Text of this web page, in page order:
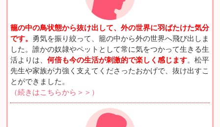
籠の中の鳥状態から抜け出して、外の世界に羽ばたけた気分
です。 勇気を振り絞って、籠の中から外の世界へ飛び出しま
した。誰かの奴隷やペットとして常に気をつかって生きる生
活よりは、何倍も今の生活が刺激的で楽しく感じます。松平
先生や家族が力強く支えてくださったおかげで、抜け出すこ
とができました。
（続きはこちらから＞＞）